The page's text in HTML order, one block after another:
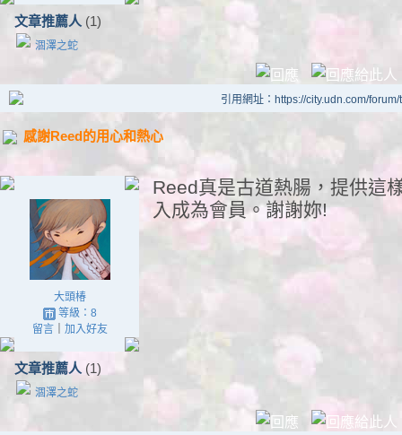
文章推薦人 (1)
涸澤之蛇
引用網址：https://city.udn.com/
感謝Reed的用心和熱心
大頭椿
等級：8
留言｜ 加入好友
文章推薦人 (1)
涸澤之蛇
Reed真是古道熱腸，提供這
入成為會員。謝謝妳!